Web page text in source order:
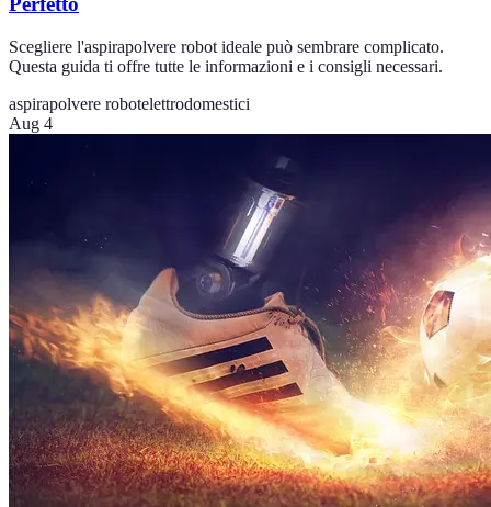
Scegliere l'aspirapolvere robot ideale può sembrare complicato.
Questa guida ti offre tutte le informazioni e i consigli necessari.
aspirapolvere robotelettrodomestici
Aug 4